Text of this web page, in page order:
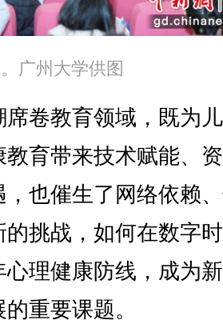
广州大学供图
卷教育领域，既为
教育带来技术赋能、
也催生了网络依赖
挑战，如何在数字
理健康防线，成为
重要课题。